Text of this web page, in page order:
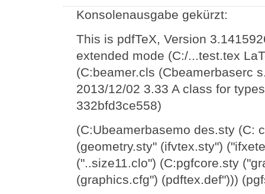
Konsolenausgabe gekürzt:
This is pdfTeX, Version
extended mode (C:/...test.tex
(C:beamer.cls (Cbeamerbaserc
2013/12/02 3.33 A class for
332bfd3ce558)
(C:Ubeamerbasemo des.sty (C:
(geometry.sty" (ifvtex.sty")
("..size11.clo") (C:pgfcore.sty
(graphics.cfg") (pdftex.def")))